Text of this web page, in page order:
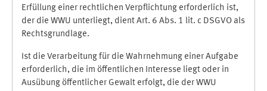
Erfüllung einer rechtlichen Verpflichtung erforderlich ist,
der die WWU unterliegt, dient Art. 6 Abs. 1 lit. c DSGVO als
Rechtsgrundlage.
Ist die Verarbeitung für die Wahrnehmung einer Aufgabe
erforderlich, die im öffentlichen Interesse liegt oder in
Ausübung öffentlicher Gewalt erfolgt, die der WWU